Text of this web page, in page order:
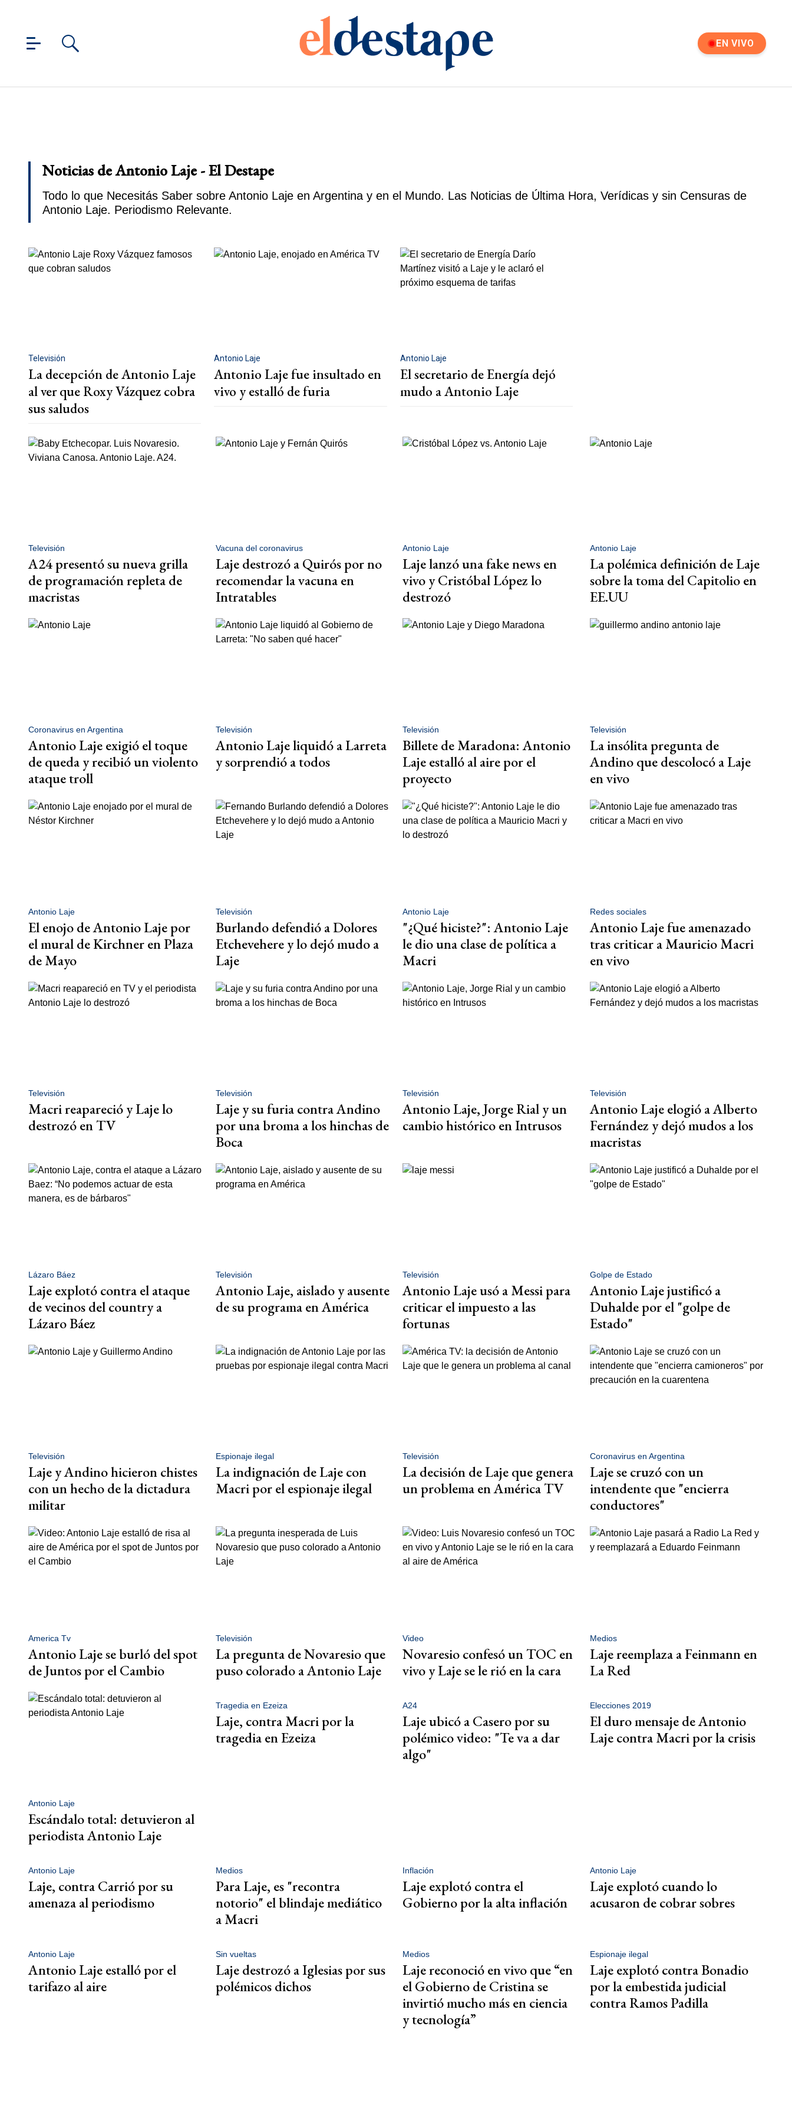
EN VIVO
Noticias de Antonio Laje - El Destape
Todo lo que Necesitás Saber sobre Antonio Laje en Argentina y en el Mundo. Las Noticias de Última Hora, Verídicas y sin Censuras de
Antonio Laje. Periodismo Relevante.
Televisión
La decepción de Antonio Laje
al ver que Roxy Vázquez cobra
sus saludos
Antonio Laje
Antonio Laje fue insultado en
vivo y estalló de furia
Antonio Laje
El secretario de Energía dejó
mudo a Antonio Laje
Televisión
A24 presentó su nueva grilla
de programación repleta de
macristas
Vacuna del coronavirus
Laje destrozó a Quirós por no
recomendar la vacuna en
Intratables
Antonio Laje
Laje lanzó una fake news en
vivo y Cristóbal López lo
destrozó
Antonio Laje
La polémica definición de Laje
sobre la toma del Capitolio en
EE.UU
Coronavirus en Argentina
Antonio Laje exigió el toque
de queda y recibió un violento
ataque troll
Televisión
Antonio Laje liquidó a Larreta
y sorprendió a todos
Televisión
Billete de Maradona: Antonio
Laje estalló al aire por el
proyecto
Televisión
La insólita pregunta de
Andino que descolocó a Laje
en vivo
Antonio Laje
El enojo de Antonio Laje por
el mural de Kirchner en Plaza
de Mayo
Televisión
Burlando defendió a Dolores
Etchevehere y lo dejó mudo a
Laje
Antonio Laje
"¿Qué hiciste?": Antonio Laje
le dio una clase de política a
Macri
Redes sociales
Antonio Laje fue amenazado
tras criticar a Mauricio Macri
en vivo
Televisión
Macri reapareció y Laje lo
destrozó en TV
Televisión
Laje y su furia contra Andino
por una broma a los hinchas de
Boca
Televisión
Antonio Laje, Jorge Rial y un
cambio histórico en Intrusos
Televisión
Antonio Laje elogió a Alberto
Fernández y dejó mudos a los
macristas
Lázaro Báez
Laje explotó contra el ataque
de vecinos del country a
Lázaro Báez
Televisión
Antonio Laje, aislado y ausente
de su programa en América
Televisión
Antonio Laje usó a Messi para
criticar el impuesto a las
fortunas
Golpe de Estado
Antonio Laje justificó a
Duhalde por el "golpe de
Estado"
Televisión
Laje y Andino hicieron chistes
con un hecho de la dictadura
militar
Espionaje ilegal
La indignación de Laje con
Macri por el espionaje ilegal
Televisión
La decisión de Laje que genera
un problema en América TV
Coronavirus en Argentina
Laje se cruzó con un
intendente que "encierra
conductores"
America Tv
Antonio Laje se burló del spot
de Juntos por el Cambio
Televisión
La pregunta de Novaresio que
puso colorado a Antonio Laje
Video
Novaresio confesó un TOC en
vivo y Laje se le rió en la cara
Medios
Laje reemplaza a Feinmann en
La Red
Antonio Laje
Escándalo total: detuvieron al
periodista Antonio Laje
Tragedia en Ezeiza
Laje, contra Macri por la
tragedia en Ezeiza
A24
Laje ubicó a Casero por su
polémico video: "Te va a dar
algo"
Elecciones 2019
El duro mensaje de Antonio
Laje contra Macri por la crisis
Antonio Laje
Laje, contra Carrió por su
amenaza al periodismo
Medios
Para Laje, es "recontra
notorio" el blindaje mediático
a Macri
Inflación
Laje explotó contra el
Gobierno por la alta inflación
Antonio Laje
Laje explotó cuando lo
acusaron de cobrar sobres
Antonio Laje
Antonio Laje estalló por el
tarifazo al aire
Sin vueltas
Laje destrozó a Iglesias por sus
polémicos dichos
Medios
Laje reconoció en vivo que “en
el Gobierno de Cristina se
invirtió mucho más en ciencia
y tecnología”
Espionaje ilegal
Laje explotó contra Bonadio
por la embestida judicial
contra Ramos Padilla